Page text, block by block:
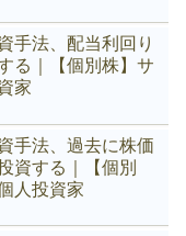
手法、配当利回り
る｜【個別株】サ
家
手法、過去に株価
資する｜【個別
人投資家